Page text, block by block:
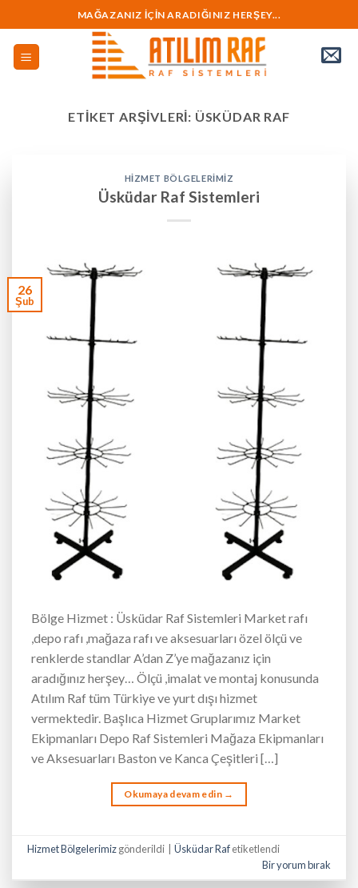
geç
MAĞAZANIZ İÇİN ARADIĞINIZ HERŞEY...
ETIKET ARŞIVLERI: ÜSKÜDAR RAF
HIZMET BÖLGELERIMIZ
Üsküdar Raf Sistemleri
26
Şub
Bölge Hizmet : Üsküdar Raf Sistemleri Market rafı
,depo rafı ,mağaza rafı ve aksesuarları özel ölçü ve
renklerde standlar A’dan Z’ye mağazanız için
aradığınız herşey… Ölçü ,imalat ve montaj konusunda
Atılım Raf tüm Türkiye ve yurt dışı hizmet
vermektedir. Başlıca Hizmet Gruplarımız Market
Ekipmanları Depo Raf Sistemleri Mağaza Ekipmanları
ve Aksesuarları Baston ve Kanca Çeşitleri […]
Okumaya devam edin →
Hizmet Bölgelerimizgönderildi Üsküdar Rafetiketlendi
Bir yorum bırak